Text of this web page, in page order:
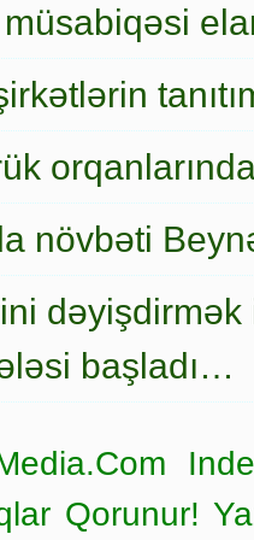
növbəti
başladı…
Qorunur!